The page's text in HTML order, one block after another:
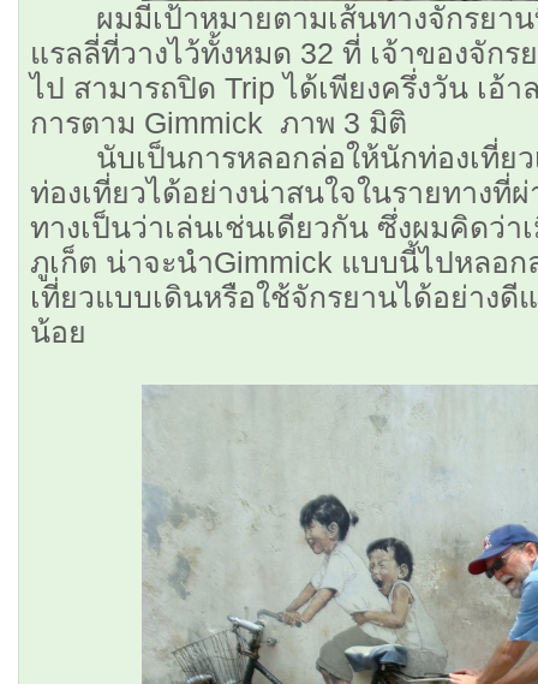
ผมมีเป้าหมายตามเส้นทางจักรยา
แรลลี่ที่วางไว้ทั้งหมด 32 ที่ เจ้าของจัก
ไป สามารถปิด Trip ได้เพียงครึ่งวัน เอ้
การตาม Gimmick ภาพ 3 มิติ
นับเป็นการหลอกล่อให้นักท่องเที่ย
ท่องเที่ยวได้อย่างน่าสนใจในรายทางที่
ทางเป็นว่าเล่นเช่นเดียวกัน ซึ่งผมคิดว่า
ภูเก็ต น่าจะนำGimmick แบบนี้ไปหลอก
เที่ยวแบบเดินหรือใช้จักรยานได้อย่างดี
น้อย